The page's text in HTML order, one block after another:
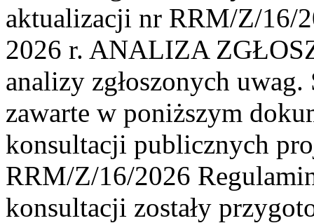
aktualizacji nr RRM/Z/16/
2026 r. ANALIZA
analizy zgłoszonych
zawarte w poniższym
konsultacji publicznych
RRM/Z/16/2026
konsultacji zostały